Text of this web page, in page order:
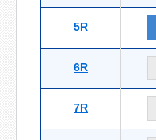
5R
6R
7R